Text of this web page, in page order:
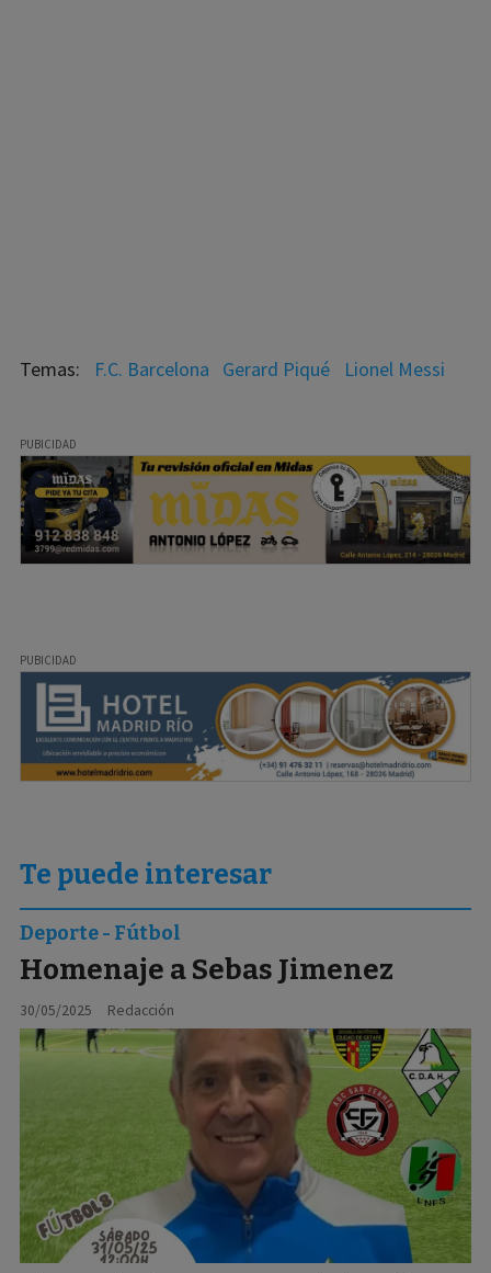
F.C. Barcelona Gerard Piqué Lionel Messi
Te puede interesar
Homenaje a Sebas Jimenez
Redacción
Deporte - Fútbol
30/05/2025